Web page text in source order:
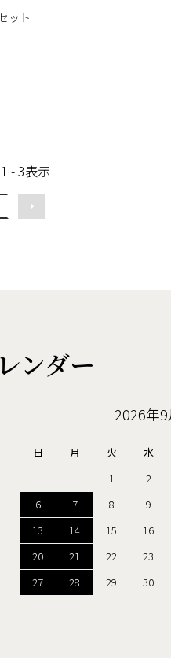
ット
1 - 3表示
ンダー
2026年9
日 月 火 水
1
2
6
7 8 9
13
14 15 16
20
21 22 23
27
28 29 30